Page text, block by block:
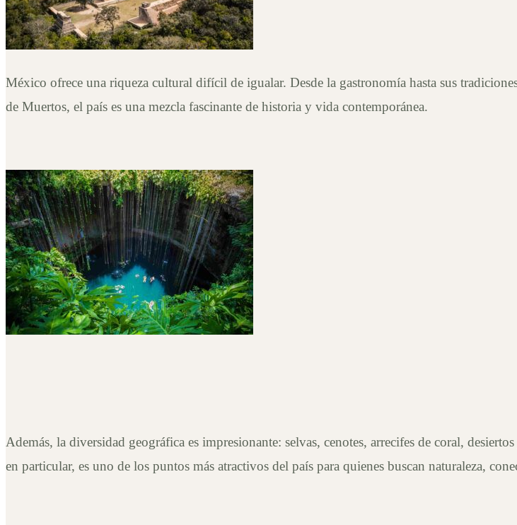
México ofrece una riqueza cultural difícil de igualar. Desde la gastronomía hasta sus
de Muertos, el país es una mezcla fascinante de historia y vida contemporánea.
Además, la diversidad geográfica es impresionante: selvas, cenotes, arrecifes de coral,
en particular, es uno de los puntos más atractivos del país para quienes buscan naturaleza,